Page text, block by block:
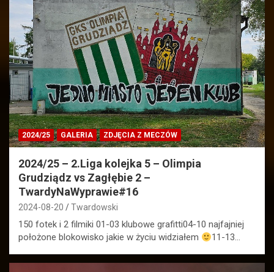
2024/25 GALERIA ZDJĘCIA Z MECZÓW
2024/25 – 2.Liga kolejka 5 – Olimpia
Grudziądz vs Zagłębie 2 –
TwardyNaWyprawie#16
2024-08-20 Twardowski
150 fotek i 2 filmiki 01-03 klubowe grafitti04-10 najfajniej
położone blokowisko jakie w życiu widziałem
11-13…